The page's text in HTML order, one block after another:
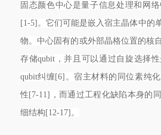
固态颜色中心是量子信息处理和网
[1-5]。它们可能是嵌入宿主晶体中的
物。中心固有的或外部晶格位置的核
存储qubit，并且可以通过自旋选择
qubit纠缠[6]。宿主材料的同位素纯
性[7-11]，而通过工程化缺陷本身的
细结构[12-17]。